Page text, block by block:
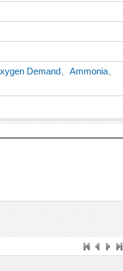
Demand 、Ammonia